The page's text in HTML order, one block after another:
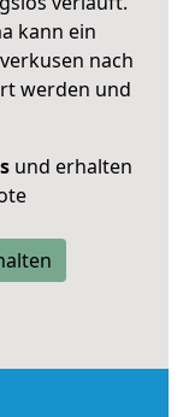
kann ein
nach
werden und
und erhalten